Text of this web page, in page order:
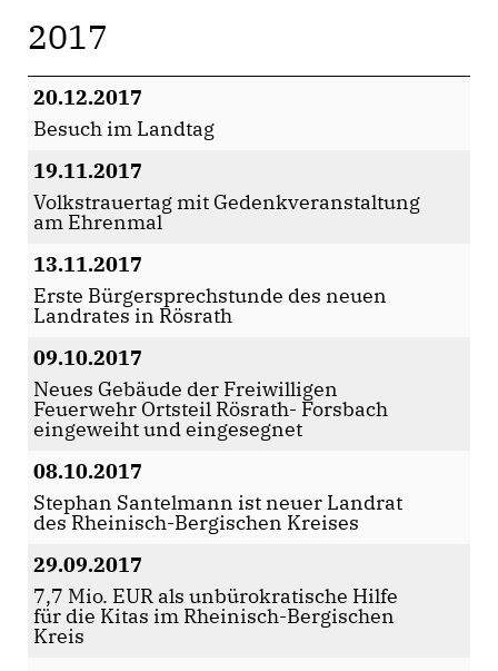
2017
20.12.2017
Besuch im Landtag
19.11.2017
Volkstrauertag mit Gedenkveranstaltung
am Ehrenmal
13.11.2017
Erste Bürgersprechstunde des neuen
Landrates in Rösrath
09.10.2017
Neues Gebäude der Freiwilligen
Feuerwehr Ortsteil Rösrath- Forsbach
eingeweiht und eingesegnet
08.10.2017
Stephan Santelmann ist neuer Landrat
des Rheinisch-Bergischen Kreises
29.09.2017
7,7 Mio. EUR als unbürokratische Hilfe
für die Kitas im Rheinisch-Bergischen
Kreis